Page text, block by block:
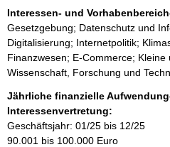
Interessen- und
Gesetzgebung; Datenschutz und
Digitalisierung; Internetpolitik;
Finanzwesen; E-Commerce;
Wissenschaft, Forschung und
Jährliche finanzielle
Interessenvertretung:
Geschäftsjahr: 01/25 bis 12/25
90.001 bis 100.000 Euro